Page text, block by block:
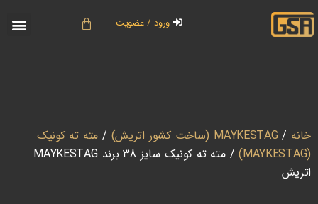
ورود / عضویت
خانه / MAYKESTAG (ساخت کشور اتریش) /مته ته کونیک
(MAYKESTAG)
/ مته ته کونیک سایز 38 برند MAYKESTAG
اتریش